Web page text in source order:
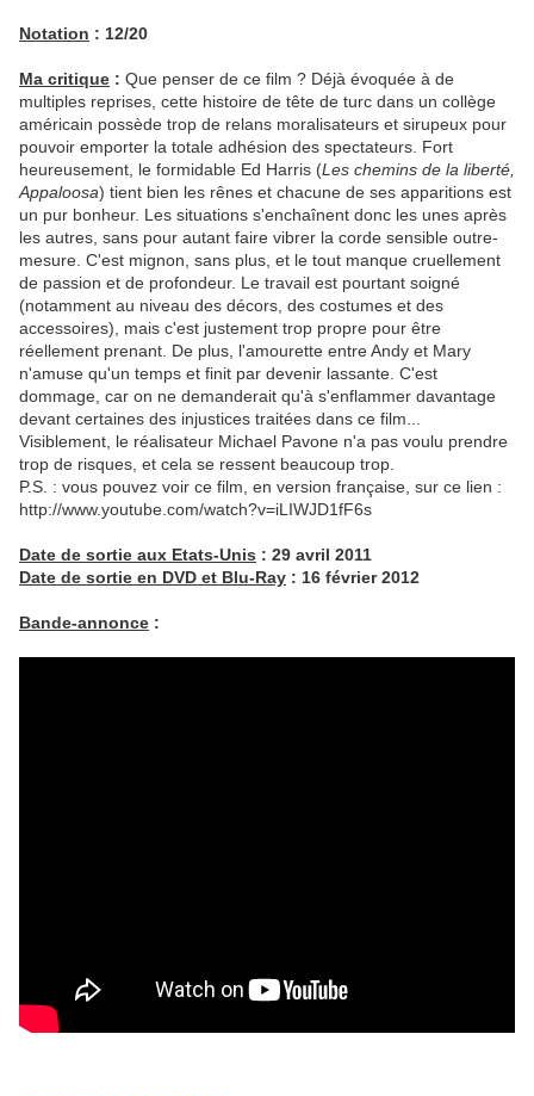
Notation : 12/20
Ma critique : Que penser de ce film ? Déjà évoquée à de
multiples reprises, cette histoire de tête de turc dans un collège
américain possède trop de relans moralisateurs et sirupeux pour
pouvoir emporter la totale adhésion des spectateurs. Fort
heureusement, le formidable Ed Harris (Les chemins de la liberté,
Appaloosa) tient bien les rênes et chacune de ses apparitions est
un pur bonheur. Les situations s'enchaînent donc les unes après
les autres, sans pour autant faire vibrer la corde sensible outre-
mesure. C'est mignon, sans plus, et le tout manque cruellement
de passion et de profondeur. Le travail est pourtant soigné
(notamment au niveau des décors, des costumes et des
accessoires), mais c'est justement trop propre pour être
réellement prenant. De plus, l'amourette entre Andy et Mary
n'amuse qu'un temps et finit par devenir lassante. C'est
dommage, car on ne demanderait qu'à s'enflammer davantage
devant certaines des injustices traitées dans ce film...
Visiblement, le réalisateur Michael Pavone n'a pas voulu prendre
trop de risques, et cela se ressent beaucoup trop.
P.S. : vous pouvez voir ce film, en version française, sur ce lien :
http://www.youtube.com/watch?v=iLIWJD1fF6s
Date de sortie aux Etats-Unis : 29 avril 2011
Date de sortie en DVD et Blu-Ray : 16 février 2012
Bande-annonce :